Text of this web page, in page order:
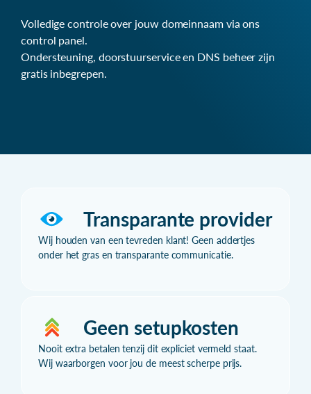
Volledige controle over jouw domeinnaam via ons
control panel.
Ondersteuning, doorstuurservice en DNS beheer zijn
gratis inbegrepen.
Transparante provider
Wij houden van een tevreden klant! Geen addertjes
onder het gras en transparante communicatie.
Geen setupkosten
Nooit extra betalen tenzij dit expliciet vermeld staat.
Wij waarborgen voor jou de meest scherpe prijs.